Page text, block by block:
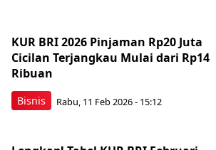
Bisnis
KUR BRI 2026 Pinjaman Rp20 Juta
Cicilan Terjangkau Mulai dari Rp14
Ribuan
Rabu, 11 Feb 2026 - 15:12